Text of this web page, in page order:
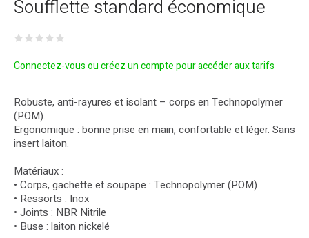
Soufflette standard économique
Connectez-vous ou créez un compte pour accéder aux tarifs
Robuste, anti-rayures et isolant – corps en Technopolymer
(POM).
Ergonomique : bonne prise en main, confortable et léger. Sans
insert laiton.
Matériaux :
• Corps, gachette et soupape : Technopolymer (POM)
• Ressorts : Inox
• Joints : NBR Nitrile
• Buse : laiton nickelé